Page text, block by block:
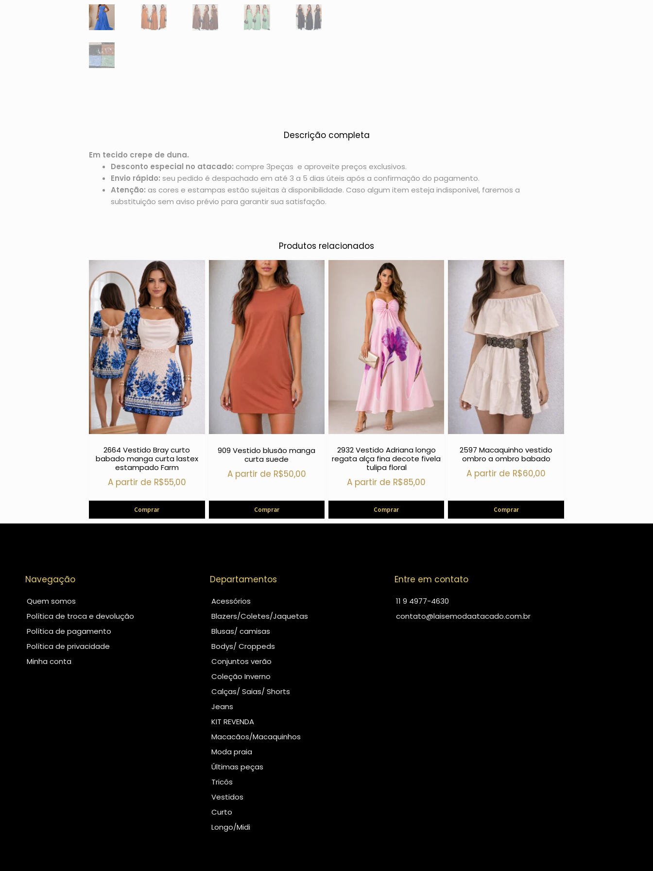
Descrição completa
Em tecido crepe de duna.
Desconto especial no atacado: compre 3peças e aproveite preços exclusivos.
Envio rápido: seu pedido é despachado em até 3 a 5 dias úteis após a confirmação do pagamento.
Atenção: as cores e estampas estão sujeitas à disponibilidade. Caso algum item esteja indisponível, faremos a
substituição sem aviso prévio para garantir sua satisfação.
Produtos relacionados
2664 Vestido Bray curto
babado manga curta lastex
estampado Farm
A partir de R$55,00
Comprar
909 Vestido blusão manga
curta suede
A partir de R$50,00
Comprar
2932 Vestido Adriana longo
regata alça fina decote fivela
tulipa floral
A partir de R$85,00
Comprar
2597 Macaquinho vestido
ombro a ombro babado
A partir de R$60,00
Comprar
Navegação
Quem somos
Política de troca e devolução
Política de pagamento
Política de privacidade
Minha conta
Departamentos
Acessórios
Blazers/Coletes/Jaquetas
Blusas/ camisas
Bodys/ Croppeds
Conjuntos verão
Coleção Inverno
Calças/ Saias/ Shorts
Jeans
KIT REVENDA
Macacãos/Macaquinhos
Moda praia
Últimas peças
Tricôs
Vestidos
Curto
Longo/Midi
Entre em contato
11 9 4977-4630
contato@laisemodaatacado.com.br